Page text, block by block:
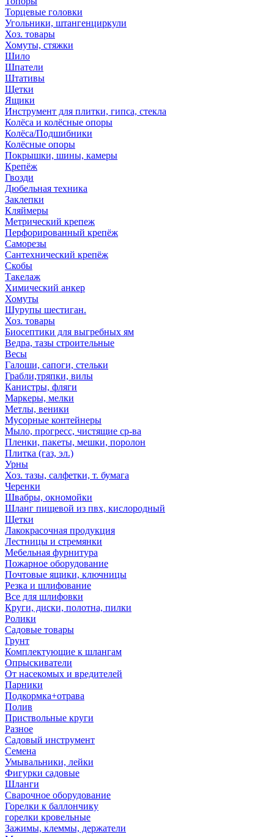
Торцевые головки
Угольники, штангенциркули
Хоз. товары
Хомуты, стяжки
Шило
Шпатели
Штативы
Щетки
Ящики
Инструмент для плитки, гипса, стекла
Колёса и колёсные опоры
Колёса/Подшибники
Колёсные опоры
Покрышки, шины, камеры
Крепёж
Гвозди
Дюбельная техника
Заклепки
Кляймеры
Метрический крепеж
Перфорированный крепёж
Саморезы
Сантехнический крепёж
Скобы
Такелаж
Химический анкер
Хомуты
Шурупы шестиган.
Хоз. товары
Биосептики для выгребных ям
Ведра, тазы строительные
Весы
Галоши, сапоги, стельки
Грабли,тряпки, вилы
Канистры, фляги
Маркеры, мелки
Метлы, веники
Мусорные контейнеры
Мыло, прогресс, чистящие ср-ва
Пленки, пакеты, мешки, поролон
Плитка (газ, эл.)
Урны
Хоз. тазы, салфетки, т. бумага
Черенки
Швабры, окномойки
Шланг пищевой из пвх, кислородный
Щетки
Лакокрасочная продукция
Лестницы и стремянки
Мебельная фурнитура
Пожарное оборудование
Почтовые ящики, ключницы
Резка и шлифование
Все для шлифовки
Круги, диски, полотна, пилки
Ролики
Садовые товары
Грунт
Комплектующие к шлангам
Опрыскиватели
От насекомых и вредителей
Парники
Подкормка+отрава
Полив
Приствольные круги
Разное
Садовый инструмент
Семена
Умывальники, лейки
Фигурки садовые
Шланги
Сварочное оборудование
Горелки к баллончику
горелки кровельные
Зажимы, клеммы, держатели